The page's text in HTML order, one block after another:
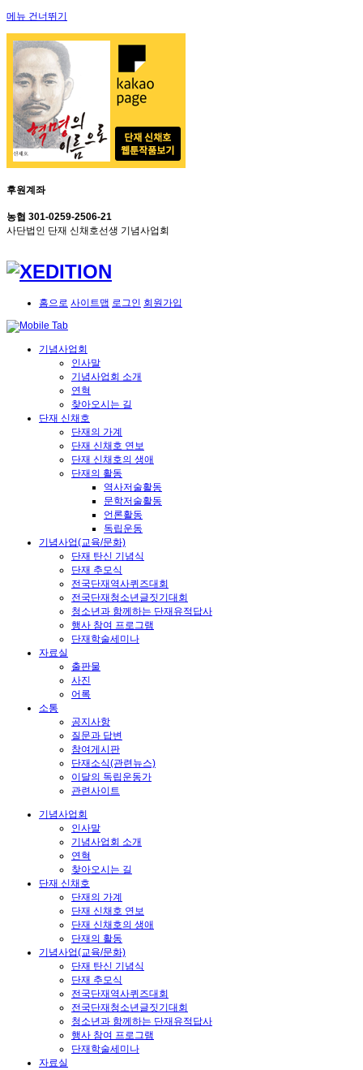
메뉴 건너뛰기
후원계좌
농협 301-0259-2506-21
사단법인 단재 신채호선생 기념사업회
홈으로 사이트맵 로그인 회원가입
기념사업회
인사말
기념사업회 소개
연혁
찾아오시는 길
단재 신채호
단재의 가계
단재 신채호 연보
단재 신채호의 생애
단재의 활동
역사저술활동
문학저술활동
언론활동
독립운동
기념사업(교육/문화)
단재 탄신 기념식
단재 추모식
전국단재역사퀴즈대회
전국단재청소년글짓기대회
청소년과 함께하는 단재유적답사
행사 참여 프로그램
단재학술세미나
자료실
출판물
사진
어록
소통
공지사항
질문과 답변
참여게시판
단재소식(관련뉴스)
이달의 독립운동가
관련사이트
기념사업회
인사말
기념사업회 소개
연혁
찾아오시는 길
단재 신채호
단재의 가계
단재 신채호 연보
단재 신채호의 생애
단재의 활동
기념사업(교육/문화)
단재 탄신 기념식
단재 추모식
전국단재역사퀴즈대회
전국단재청소년글짓기대회
청소년과 함께하는 단재유적답사
행사 참여 프로그램
단재학술세미나
자료실